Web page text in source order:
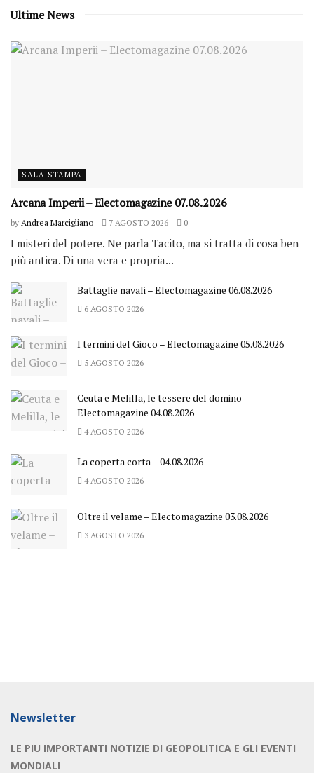
Ultime News
SALA STAMPA
Arcana Imperii – Electomagazine 07.08.2026
by Andrea Marcigliano 7 AGOSTO 2026 0
I misteri del potere. Ne parla Tacito, ma si tratta di cosa ben
più antica. Di una vera e propria...
Battaglie navali – Electomagazine 06.08.2026
6 AGOSTO 2026
I termini del Gioco – Electomagazine 05.08.2026
5 AGOSTO 2026
Ceuta e Melilla, le tessere del domino –
Electomagazine 04.08.2026
4 AGOSTO 2026
La coperta corta – 04.08.2026
4 AGOSTO 2026
Oltre il velame – Electomagazine 03.08.2026
3 AGOSTO 2026
Newsletter
LE PIU IMPORTANTI NOTIZIE DI GEOPOLITICA E GLI EVENTI
MONDIALI